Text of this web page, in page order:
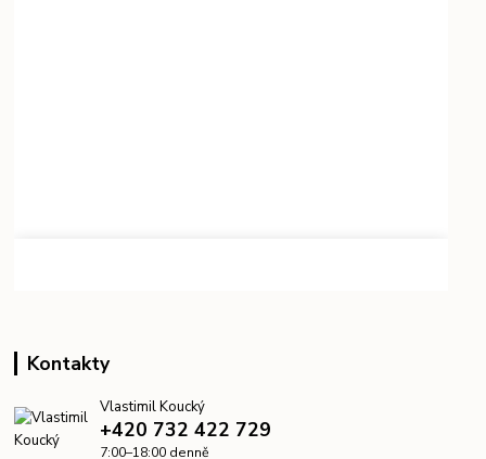
Kontakty
Vlastimil Koucký
+420 732 422 729
7:00–18:00 denně